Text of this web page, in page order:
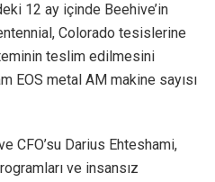
12 ay içinde Beehive’in
Colorado tesislerine
teslim edilmesini
EOS metal AM makine sayısı
CFO’su Darius Ehteshami,
ve insansız